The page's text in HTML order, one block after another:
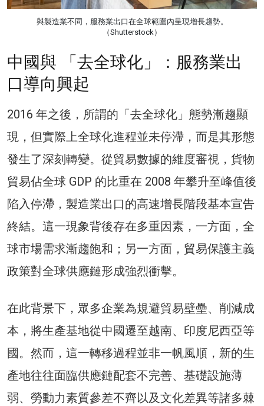
與製造業不同，服務業出口在全球範圍內呈現增長趨勢。
（Shutterstock）
中國與 「去全球化」：服務業出
口導向興起
2016 年之後，所謂的「去全球化」態勢漸趨顯
現，但實際上全球化進程並未停滯，而是其形態
發生了深刻轉變。從貿易數據的維度審視，貨物
貿易佔全球 GDP 的比重在 2008 年攀升至峰值後
陷入停滯，製造業出口的高速增長階段基本宣告
終結。這一現象背後存在多重因素，一方面，全
球市場需求漸趨飽和；另一方面，貿易保護主義
政策對全球供應鏈形成強烈衝擊。
在此背景下，眾多企業為規避貿易壁壘、削減成
本，將生產基地從中國遷至越南、印度尼西亞等
國。然而，這一轉移過程並非一帆風順，新的生
產地往往面臨供應鏈配套不完善、基礎設施薄
弱、勞動力素質參差不齊以及文化差異等諸多棘